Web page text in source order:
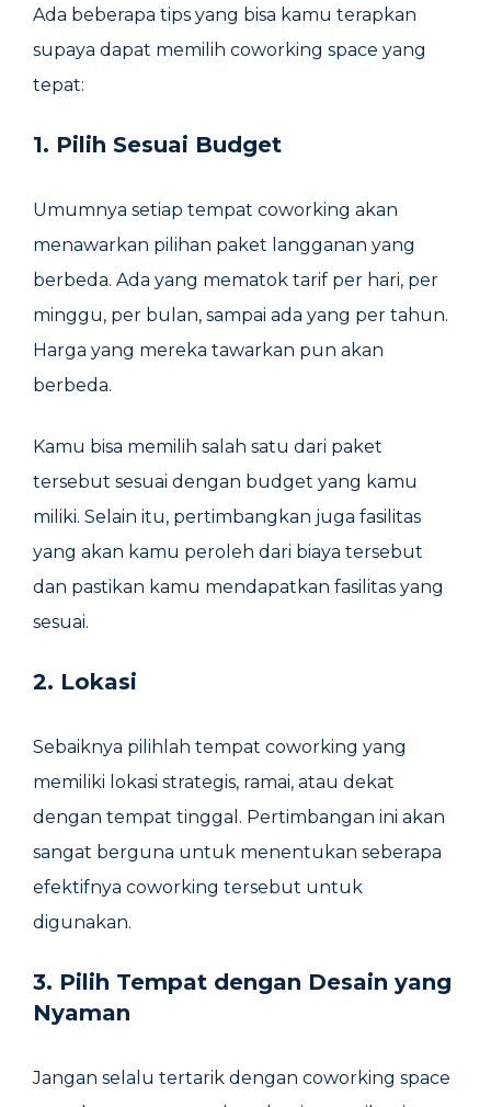
Ada beberapa tips yang bisa kamu terapkan
supaya dapat memilih coworking space yang
tepat:
1. Pilih Sesuai Budget
Umumnya setiap tempat coworking akan
menawarkan pilihan paket langganan yang
berbeda. Ada yang mematok tarif per hari, per
minggu, per bulan, sampai ada yang per tahun.
Harga yang mereka tawarkan pun akan
berbeda.
Kamu bisa memilih salah satu dari paket
tersebut sesuai dengan budget yang kamu
miliki. Selain itu, pertimbangkan juga fasilitas
yang akan kamu peroleh dari biaya tersebut
dan pastikan kamu mendapatkan fasilitas yang
sesuai.
2. Lokasi
Sebaiknya pilihlah tempat coworking yang
memiliki lokasi strategis, ramai, atau dekat
dengan tempat tinggal. Pertimbangan ini akan
sangat berguna untuk menentukan seberapa
efektifnya coworking tersebut untuk
digunakan.
3. Pilih Tempat dengan Desain yang
Nyaman
Jangan selalu tertarik dengan coworking space